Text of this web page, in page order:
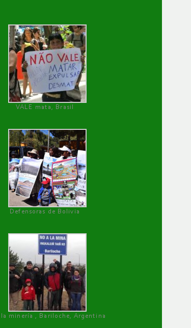
VALE mata, Brasil
Defensoras de Bolivia
la minería , Bariloche, Argentina